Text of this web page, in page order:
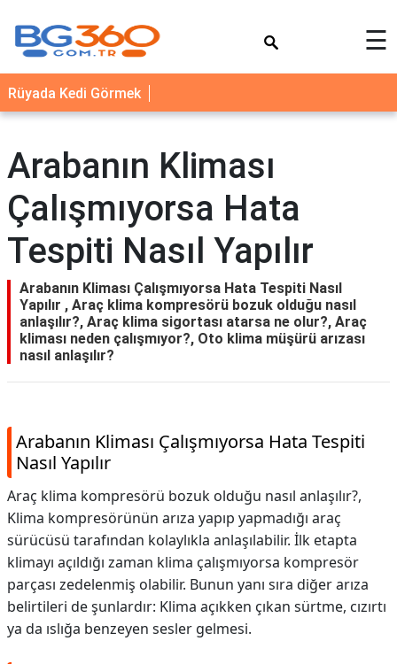
YEMEK
TARİFLERİ
NEDİR
FAYDALARI
SAĞLIK
İLETİŞİM
☰
Rüyada Kedi Görmek
Arabanın Kliması
Çalışmıyorsa Hata
Tespiti Nasıl Yapılır
Arabanın Kliması Çalışmıyorsa Hata Tespiti Nasıl
Yapılır , Araç klima kompresörü bozuk olduğu nasıl
anlaşılır?, Araç klima sigortası atarsa ne olur?, Araç
kliması neden çalışmıyor?, Oto klima müşürü arızası
nasıl anlaşılır?
Arabanın Kliması Çalışmıyorsa Hata Tespiti
Nasıl Yapılır
Araç klima kompresörü bozuk olduğu nasıl anlaşılır?,
Klima kompresörünün arıza yapıp yapmadığı araç
sürücüsü tarafından kolaylıkla anlaşılabilir. İlk etapta
klimayı açıldığı zaman klima çalışmıyorsa kompresör
parçası zedelenmiş olabilir. Bunun yanı sıra diğer arıza
belirtileri de şunlardır: Klima açıkken çıkan sürtme, cızırtı
ya da ıslığa benzeyen sesler gelmesi.